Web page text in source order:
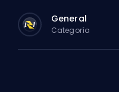
General
Categoría